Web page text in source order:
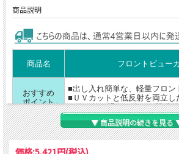
商品説明
商品名 フロントビュー
おすすめ
ポイント
■出し入れ簡単な、軽量フロン
■ＵＶカットと低反射を両立し
スター等の退色を防ぎ、照明
仕様
ポスター寸法：
重量：1160g
フレーム 幅：12mm 厚さ：
▼ 商品説明の続きを見る